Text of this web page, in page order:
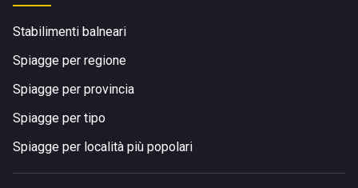
Stabilimenti balneari
Spiagge per regione
Spiagge per provincia
Spiagge per tipo
Spiagge per località più popolari